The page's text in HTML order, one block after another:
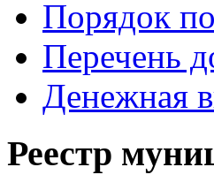
Порядок
Перечень
Денежная
Реестр